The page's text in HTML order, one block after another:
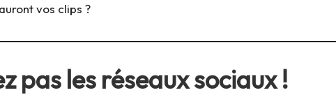
vos clips ?
pas les réseaux sociaux !